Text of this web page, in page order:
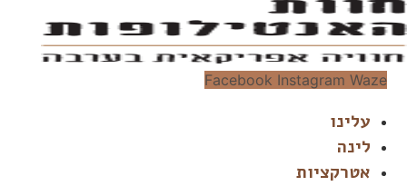
דלג
לתוכן
Facebook Instagram Waze
עלינו
לינה
אטרקציות